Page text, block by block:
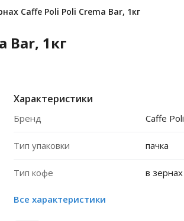
Caffe Poli Poli Crema Bar, 1кг
Bar, 1кг
Характеристики
Бренд Caffe Poli
Тип упаковки пачка
Тип кофе в зернах
Все характеристики